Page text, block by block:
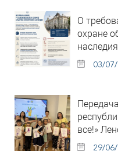
О
охране
наследия
03/
все!»
29/